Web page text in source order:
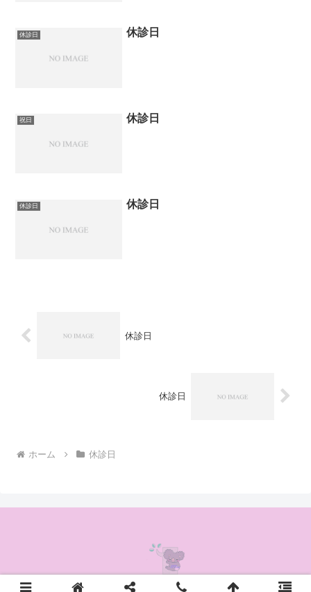
休診日 休診日
祝日 休診日
休診日 休診日
休診日
休診日
ホーム 休診日
© 2020 かんの耳鼻咽喉科クリニック.